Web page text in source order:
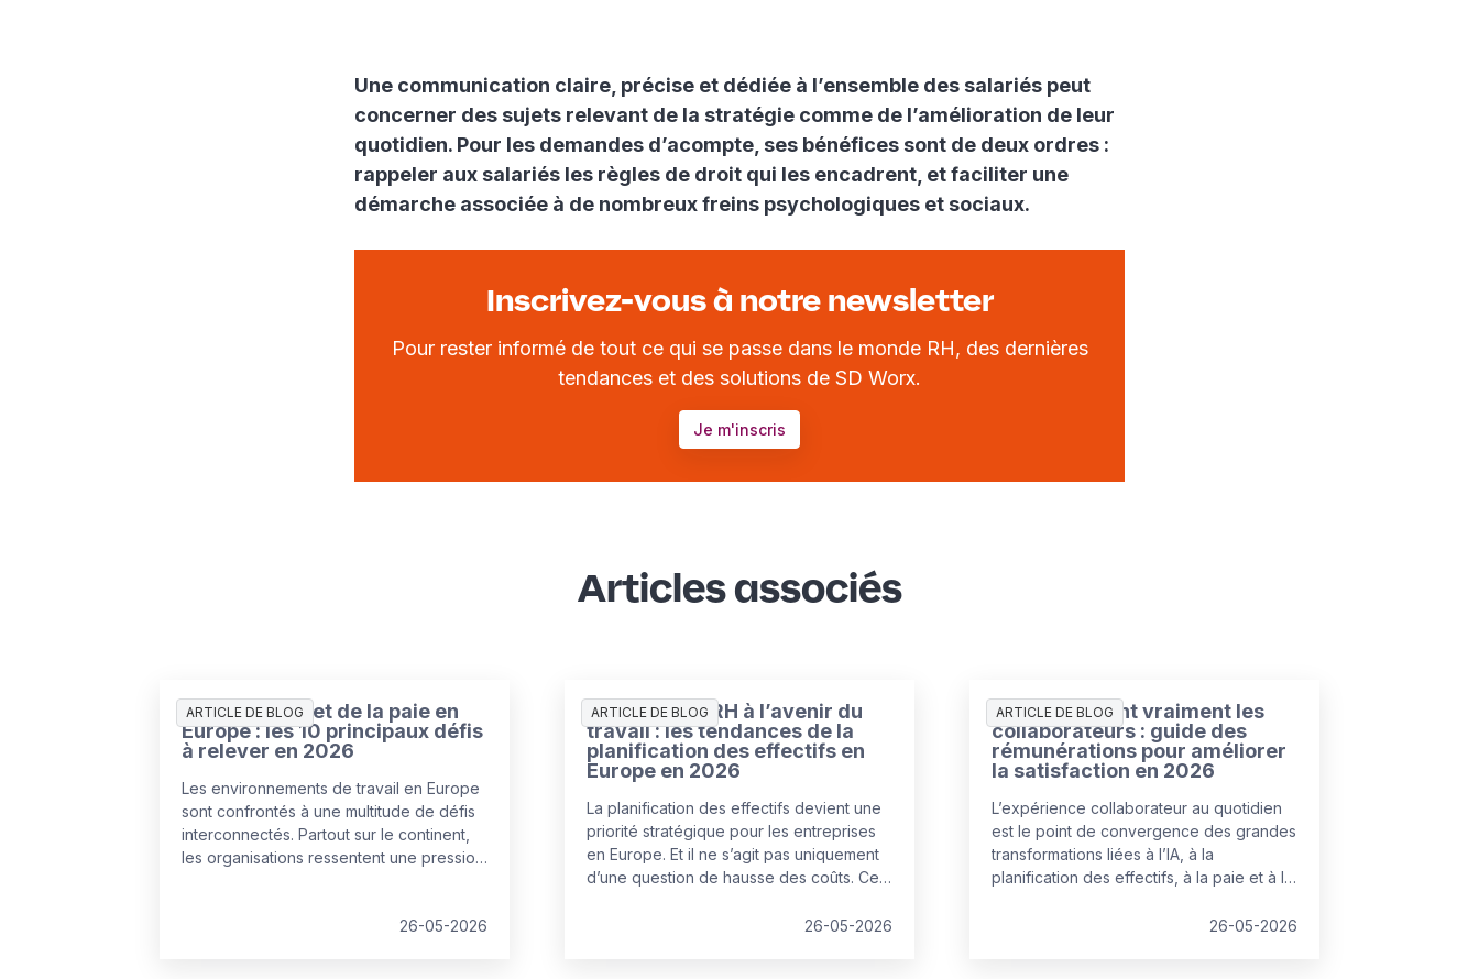
Une communication claire, précise et dédiée à l’ensemble des salariés peut
concerner des sujets relevant de la stratégie comme de l’amélioration de leur
quotidien. Pour les demandes d’acompte, ses bénéfices sont de deux ordres :
rappeler aux salariés les règles de droit qui les encadrent, et faciliter une
démarche associée à de nombreux freins psychologiques et sociaux.
Inscrivez-vous à notre newsletter
Pour rester informé de tout ce qui se passe dans le monde RH, des dernières
tendances et des solutions de SD Worx.
Je m'inscris
Articles associés
ARTICLE DE BLOG
L’état des RH et de la paie en
Europe : les 10 principaux défis
à relever en 2026
Les environnements de travail en Europe
sont confrontés à une multitude de défis
interconnectés. Partout sur le continent,
les organisations ressentent une pression
26-05-2026
ARTICLE DE BLOG
Préparer les RH à l’avenir du
travail : les tendances de la
planification des effectifs en
Europe en 2026
La planification des effectifs devient une
priorité stratégique pour les entreprises
en Europe. Et il ne s’agit pas uniquement
d’une question de hausse des coûts. Ce
d’un nouvel équilibre entre les talents
26-05-2026
ARTICLE DE BLOG
Ce que veulent vraiment les
collaborateurs : guide des
rémunérations pour améliorer
la satisfaction en 2026
L’expérience collaborateur au quotidien
est le point de convergence des grandes
transformations liées à l’IA, à la
planification des effectifs, à la paie et à la
26-05-2026